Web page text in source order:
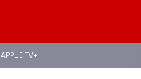
APPLE TV+